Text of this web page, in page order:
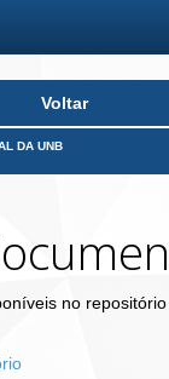
Voltar
DA UNB
no